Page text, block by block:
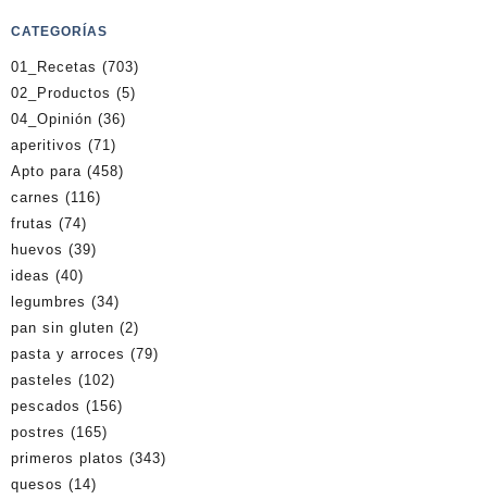
CATEGORÍAS
01_Recetas (703)
02_Productos (5)
04_Opinión (36)
aperitivos (71)
Apto para (458)
carnes (116)
frutas (74)
huevos (39)
ideas (40)
legumbres (34)
pan sin gluten (2)
pasta y arroces (79)
pasteles (102)
pescados (156)
postres (165)
primeros platos (343)
quesos (14)